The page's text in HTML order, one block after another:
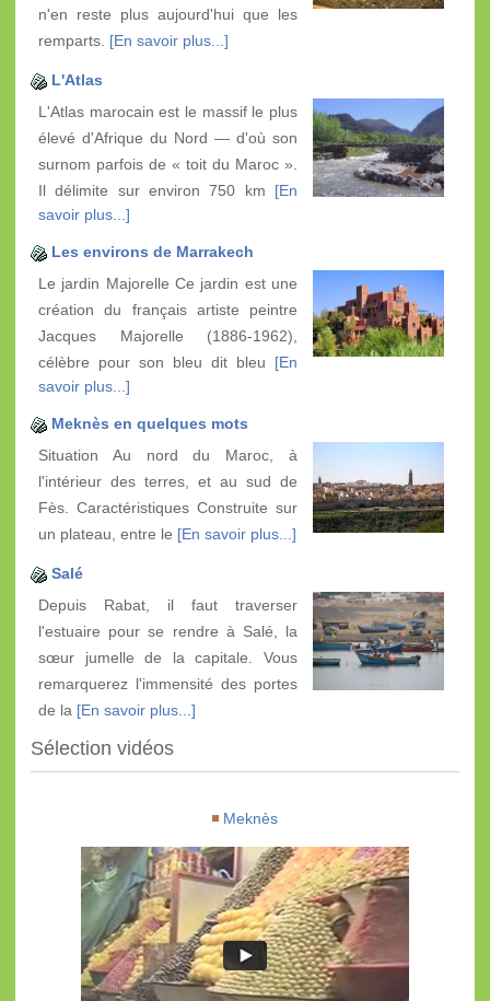
n'en reste plus aujourd'hui que les
remparts. [En savoir plus...]
L'Atlas
L'Atlas marocain est le massif le plus
élevé d'Afrique du Nord — d'où son
surnom parfois de « toit du Maroc ».
Il délimite sur environ 750 km [En
savoir plus...]
Les environs de Marrakech
Le jardin Majorelle Ce jardin est une
création du français artiste peintre
Jacques Majorelle (1886-1962),
célèbre pour son bleu dit bleu [En
savoir plus...]
Meknès en quelques mots
Situation Au nord du Maroc, à
l'intérieur des terres, et au sud de
Fès. Caractéristiques Construite sur
un plateau, entre le [En savoir plus...]
Salé
Depuis Rabat, il faut traverser
l'estuaire pour se rendre à Salé, la
sœur jumelle de la capitale. Vous
remarquerez l'immensité des portes
de la [En savoir plus...]
Sélection vidéos
Meknès